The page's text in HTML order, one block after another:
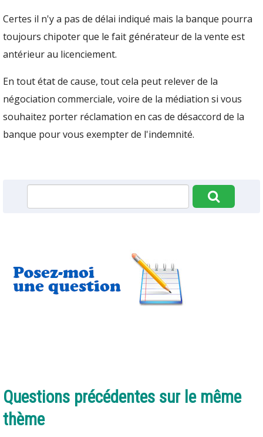
Certes il n'y a pas de délai indiqué mais la banque pourra
toujours chipoter que le fait générateur de la vente est
antérieur au licenciement.
En tout état de cause, tout cela peut relever de la
négociation commerciale, voire de la médiation si vous
souhaitez porter réclamation en cas de désaccord de la
banque pour vous exempter de l'indemnité.
Questions précédentes sur le même
thème